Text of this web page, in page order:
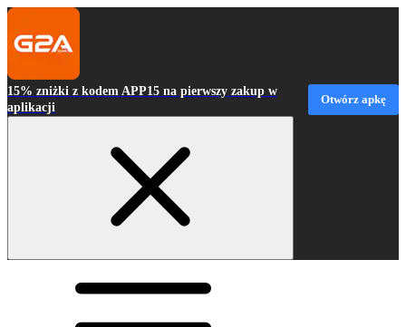
15% zniżki z kodem APP15 na pierwszy zakup w
aplikacji
Otwórz apkę